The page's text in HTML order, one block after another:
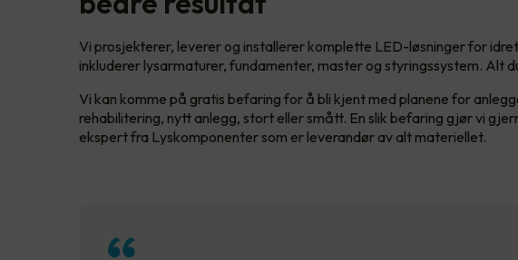
Vi prosjekterer, leverer og installerer komplette LED-løsninger for
inkluderer lysarmaturer, fundamenter, master og styringssystem. Alt
Vi kan komme på gratis befaring for å bli kjent med planene for
rehabilitering, nytt anlegg, stort eller smått. En slik befaring gjør vi
ekspert fra Lyskomponenter som er leverandør av alt materiellet.